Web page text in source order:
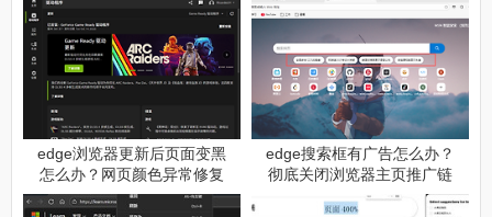
edge浏览器更新后页面变黑
怎么办？网页颜色异常修复
教程
edge搜索框有广告怎么办？
彻底关闭浏览器主页推广链
接教程